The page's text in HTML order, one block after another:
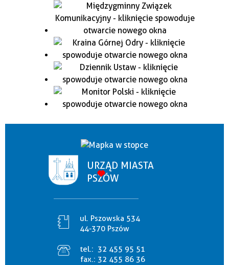
URZĄD MIASTA
PSZÓW
ul. Pszowska 534
44-370 Pszów
tel.: 32 455 95 51
fax.: 32 455 86 36